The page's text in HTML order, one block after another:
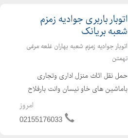
اتوبار باربری جوادیه زمزم
شعبه بریانک
اتوبار جوادیه زمزم شعبه بهاران غلعه مرغی
تهمتن
حمل نقل اثاث منزل اداری وتجاری
باماشین های خاو نیسان وانت بارفلاح
اتوبار جوادیه زمزم شعبه بریانک با مجوز
رسمی اتحادیه بابیمه نامه بارنا مه دولتی
امروز
02155176033